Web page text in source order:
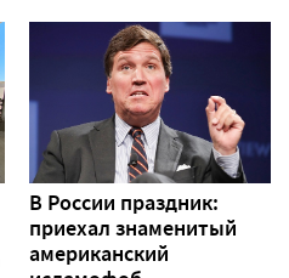
В России праздник:
приехал знаменитый
американский